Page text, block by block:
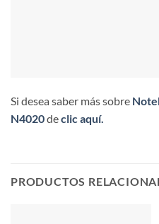
Si desea saber más sobre
N4020declic aquí.
PRODUCTOS